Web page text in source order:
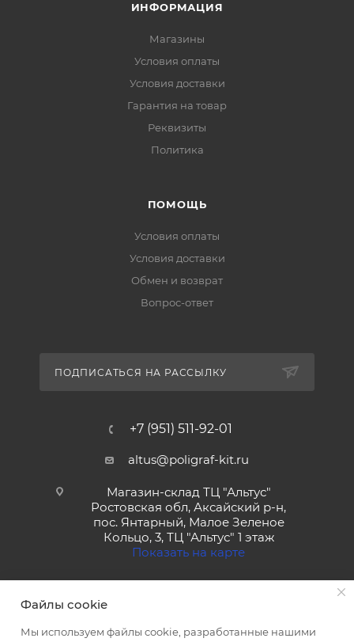
ИНФОРМАЦИЯ
Магазины
Условия оплаты
Условия доставки
Гарантия на товар
Реквизиты
Политика
ПОМОЩЬ
Условия оплаты
Условия доставки
Обмен и возврат
Вопрос-ответ
ПОДПИСАТЬСЯ НА РАССЫЛКУ
+7 (951) 511-92-01
altus@poligraf-kit.ru
Магазин-склад ТЦ "Альтус"
Ростовская обл, Аксайский р-н,
пос. Янтарный, Малое Зеленое
Кольцо, 3, ТЦ "Альтус" 1 этаж
Показать на карте
Файлы cookie
Мы используем файлы cookie, разработанные нашими